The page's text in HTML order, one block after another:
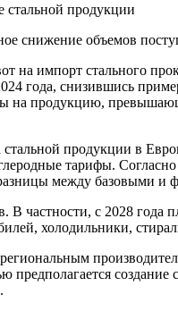
продукции
снижение объемов
на импорт стального
года, снизившись
на продукцию,
продукции в
тарифы.
между базовыми и
с 2028 года
холодильники,